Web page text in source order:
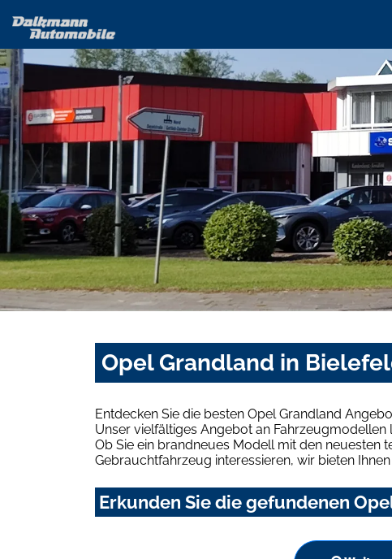
Opel Grandland in
Entdecken Sie die besten Opel Grandland
Unser vielfältiges Angebot an Fahrzeugmodellen
Ob Sie ein brandneues Modell mit den neuesten
Gebrauchtfahrzeug interessieren, wir bieten
Erkunden Sie die gefundenen